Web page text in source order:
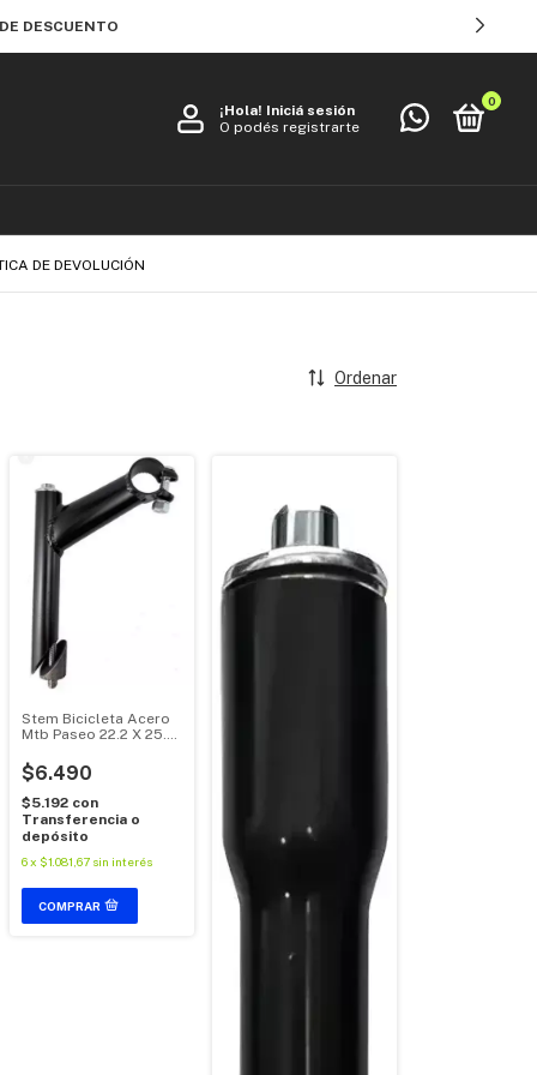
DESCUENTO
¡Hola! Iniciá sesión
O podés registrarte
0
DE DEVOLUCIÓN
Ordenar
Stem Bicicleta Acero
Mtb Paseo 22.2 X 25.4
$6.490
$5.192 con
Transferencia o
depósito
6x $1.081,67 sin interés